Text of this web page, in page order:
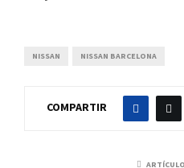
NISSAN NISSAN BARCELONA
COMPARTIR